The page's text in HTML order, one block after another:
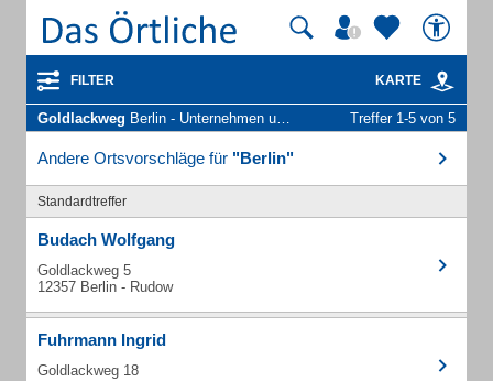
FILTER KARTE
Goldlackweg Berlin - Unternehmen und Personen Treffer 1-5 von 5
Andere Ortsvorschläge für "Berlin"
Standardtreffer
Budach Wolfgang
Goldlackweg 5
12357 Berlin - Rudow
Fuhrmann Ingrid
Goldlackweg 18